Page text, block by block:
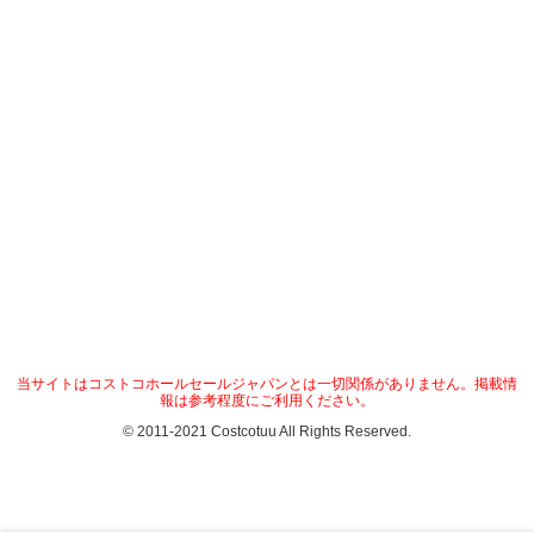
当サイトはコストコホールセールジャパンとは一切関係がありません。掲載情
報は参考程度にご利用ください。
© 2011-2021 Costcotuu All Rights Reserved.